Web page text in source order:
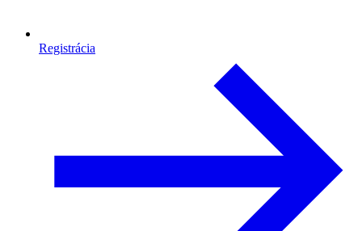
Registrácia